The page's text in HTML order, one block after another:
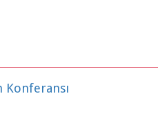
Konferansı